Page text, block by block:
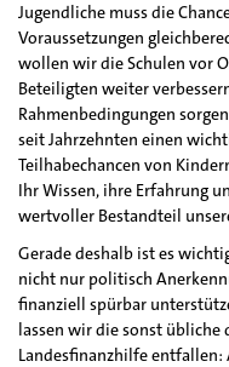
Jugendliche muss die
Voraussetzungen
wollen wir die Schulen vor
Beteiligten weiter
Rahmenbedingungen
seit Jahrzehnten einen
Teilhabechancen von
Ihr Wissen, ihre Erfahrung
wertvoller Bestandteil
Gerade deshalb ist es
nicht nur politisch
finanziell spürbar
lassen wir die sonst
Landesfinanzhilfe entfallen: